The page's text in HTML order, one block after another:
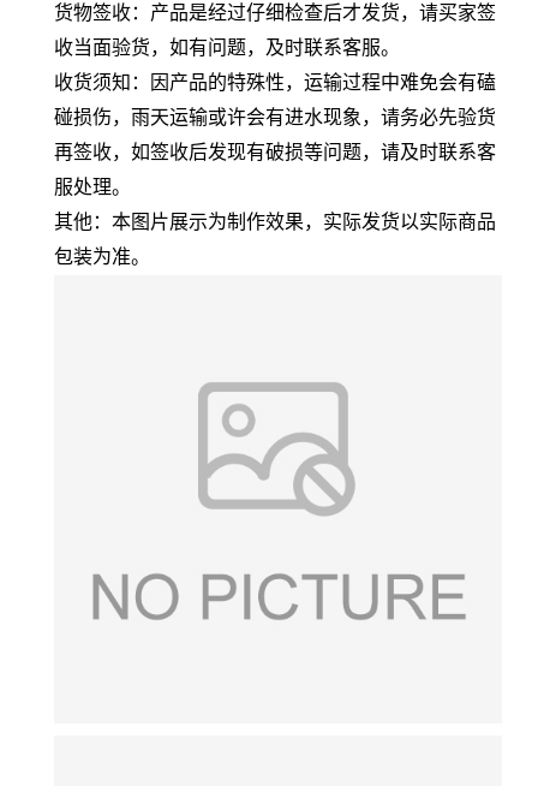
货物签收：产品是经过仔细检查后才发货，请买家签
收当面验货，如有问题，及时联系客服。
收货须知：因产品的特殊性，运输过程中难免会有磕
碰损伤，雨天运输或许会有进水现象，请务必先验货
再签收，如签收后发现有破损等问题，请及时联系客
服处理。
其他：本图片展示为制作效果，实际发货以实际商品
包装为准。